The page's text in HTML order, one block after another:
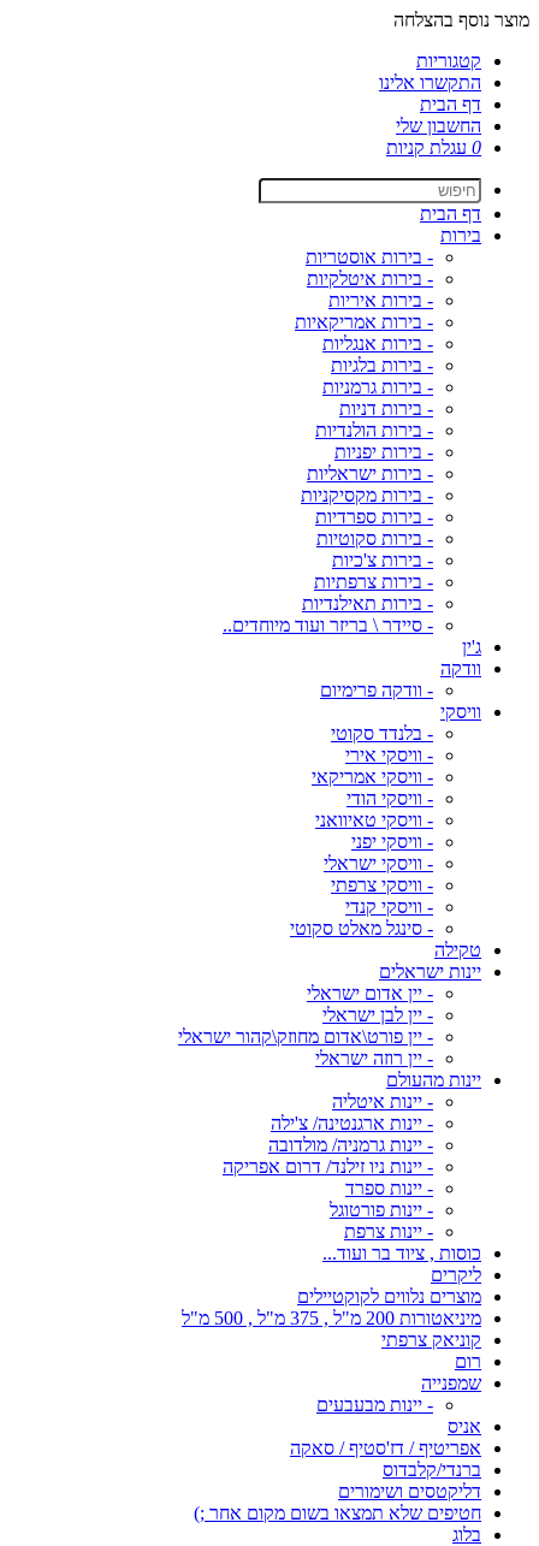
מוצר נוסף בהצלחה
קטגוריות
התקשרו אלינו
דף הבית
החשבון שלי
0 עגלת קניות
דף הבית
בירות
- בירות אוסטריות
- בירות איטלקיות
- בירות איריות
- בירות אמריקאיות
- בירות אנגליות
- בירות בלגיות
- בירות גרמניות
- בירות דניות
- בירות הולנדיות
- בירות יפניות
- בירות ישראליות
- בירות מקסיקניות
- בירות ספרדיות
- בירות סקוטיות
- בירות צ'כיות
- בירות צרפתיות
- בירות תאילנדיות
- סיידר \ בריזר ועוד מיוחדים..
ג'ין
וודקה
- וודקה פרימיום
וויסקי
- בלנדד סקוטי
- וויסקי אירי
- וויסקי אמריקאי
- וויסקי הודי
- וויסקי טאיוואני
- וויסקי יפני
- וויסקי ישראלי
- וויסקי צרפתי
- וויסקי קנדי
- סינגל מאלט סקוטי
טקילה
יינות ישראלים
- יין אדום ישראלי
- יין לבן ישראלי
- יין פורט\אדום מחוזק\קהור ישראלי
- יין רוזה ישראלי
יינות מהעולם
- יינות איטליה
- יינות ארגנטינה/ צ'ילה
- יינות גרמניה/ מולדובה
- יינות ניו זילנד/ דרום אפריקה
- יינות ספרד
- יינות פורטוגל
- יינות צרפת
כוסות , ציוד בר ועוד...
ליקרים
מוצרים נלווים לקוקטיילים
מיניאטורות 200 מ"ל , 375 מ"ל , 500 מ"ל
קוניאק צרפתי
רום
שמפנייה
- יינות מבעבעים
אניס
אפריטיף / דז'סטיף / סאקה
ברנדי/קלבדוס
דליקטסים ושימורים
חטיפים שלא תמצאו בשום מקום אחר ;)
בלוג